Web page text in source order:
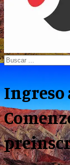
Search
for:
Ingreso